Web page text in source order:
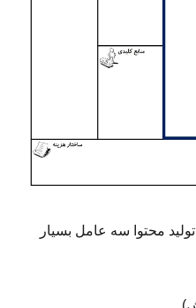
محتوا سه عامل بسیار